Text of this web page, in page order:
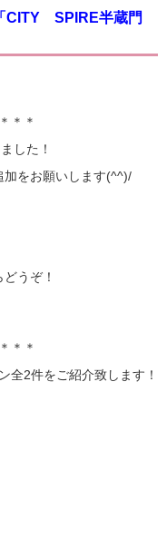
CITY SPIRE半蔵門
＊＊
した！
加をお願いします(^^)/
うぞ！
＊＊
全2件をご紹介致します！